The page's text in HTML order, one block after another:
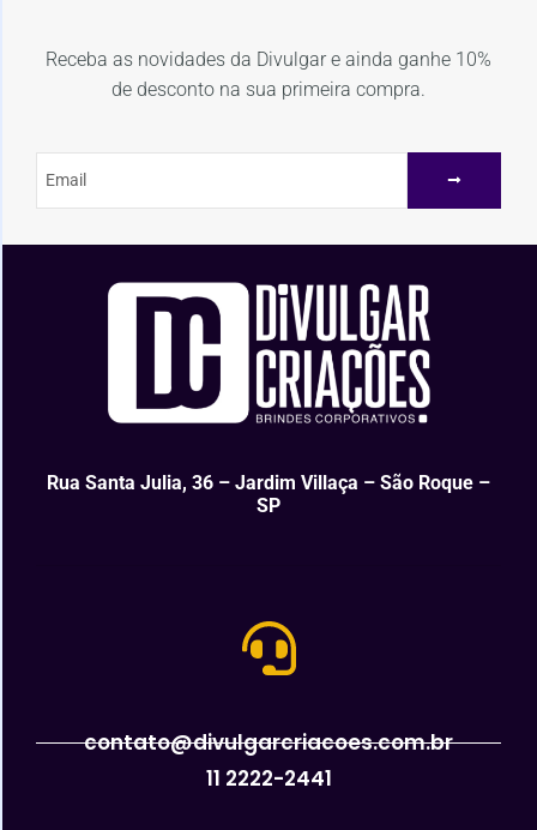
Receba as novidades da Divulgar e ainda ganhe 10%
de desconto na sua primeira compra.
Rua Santa Julia, 36 – Jardim Villaça – São Roque –
SP
contato@divulgarcriacoes.com.br
11 2222-2441